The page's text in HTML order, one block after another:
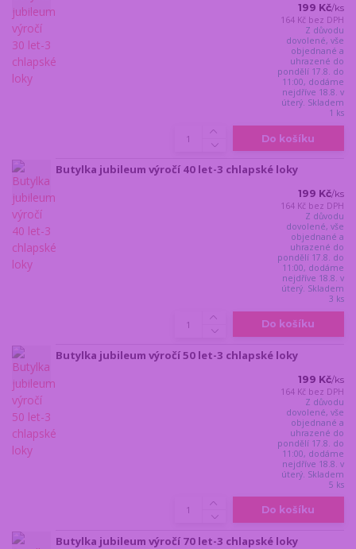
199 Kč/ks
164 Kč bez DPH
Z důvodu
dovolené, vše
objednané a
uhrazené do
pondělí 17.8. do
11:00, dodáme
nejdříve 18.8. v
úterý. Skladem
1 ks
Do košíku
Butylka jubileum výročí 40 let-3 chlapské loky
199 Kč/ks
164 Kč bez DPH
Z důvodu
dovolené, vše
objednané a
uhrazené do
pondělí 17.8. do
11:00, dodáme
nejdříve 18.8. v
úterý. Skladem
3 ks
Do košíku
Butylka jubileum výročí 50 let-3 chlapské loky
199 Kč/ks
164 Kč bez DPH
Z důvodu
dovolené, vše
objednané a
uhrazené do
pondělí 17.8. do
11:00, dodáme
nejdříve 18.8. v
úterý. Skladem
5 ks
Do košíku
Butylka jubileum výročí 70 let-3 chlapské loky